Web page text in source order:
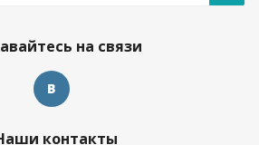
на связи
контакты